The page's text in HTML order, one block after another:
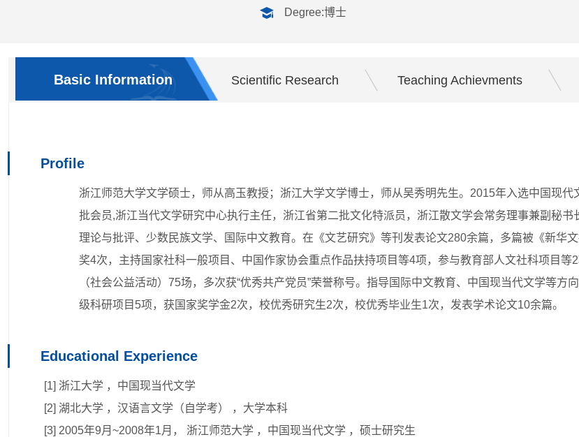
Degree:博士
Basic Information Scientific Research Teaching Achievments
Profile
浙江师范大学文学硕士，师从高玉教授；浙江大学文学博士，师从吴秀明先生。2015年入选中国现
批会员,浙江当代文学研究中心执行主任，浙江省第二批文化特派员，浙江散文学会常务理事兼副秘书
理论与批评、 少数民族文学、国际中文教育。在《文艺研究》等刊发表论文280余篇，多篇被《新华
奖4次，主持国家社科一般项目、中国作家协会重点作品扶持项目等4项，参与教育部人文社科项目
（社会公益活动）75场，多次获“优秀共产党员”荣誉称号。指导国际中文教育、中国现当代文学等
级科研项目5项，获国家奖学金2次，校优秀研究生2次，校优秀毕业生1次，发表学术论文10余篇。
Educational Experience
[1] 浙江大学 ，中国现当代文学
[2] 湖北大学 ，汉语言文学（自学考） ，大学本科
[3] 2005年9月~2008年1月， 浙江师范大学 ，中国现当代文学 ，硕士研究生